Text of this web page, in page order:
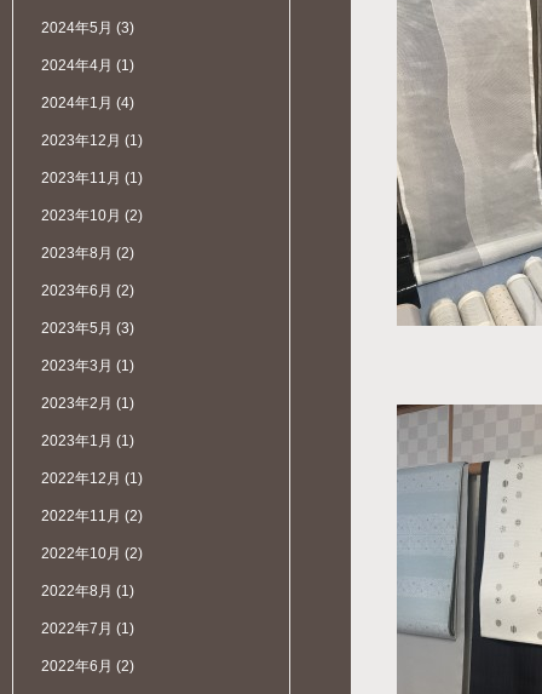
2024年5月 (3)
2024年4月 (1)
2024年1月 (4)
2023年12月 (1)
2023年11月 (1)
2023年10月 (2)
2023年8月 (2)
2023年6月 (2)
2023年5月 (3)
2023年3月 (1)
2023年2月 (1)
2023年1月 (1)
2022年12月 (1)
2022年11月 (2)
2022年10月 (2)
2022年8月 (1)
2022年7月 (1)
2022年6月 (2)